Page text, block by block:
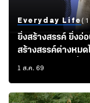
Everyday Life(
ยิ่งสร้างสรรค์ ยิ่งอ่
สร้างสรรค์ต่างหมด
มากกว่าทำอะไรที่
1 ส.ค. 69